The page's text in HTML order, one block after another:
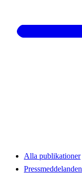
Alla publikationer
Pressmeddelanden